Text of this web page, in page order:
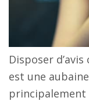
Disposer
est une
principalement